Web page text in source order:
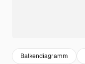
Balkendiagramm